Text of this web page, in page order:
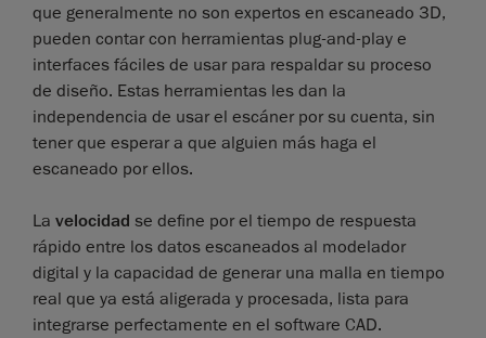
que generalmente no son expertos en escaneado 3D,
pueden contar con herramientas plug-and-play e
interfaces fáciles de usar para respaldar su proceso
de diseño. Estas herramientas les dan la
independencia de usar el escáner por su cuenta, sin
tener que esperar a que alguien más haga el
escaneado por ellos.
La velocidad se define por el tiempo de respuesta
rápido entre los datos escaneados al modelador
digital y la capacidad de generar una malla en tiempo
real que ya está aligerada y procesada, lista para
integrarse perfectamente en el software CAD.